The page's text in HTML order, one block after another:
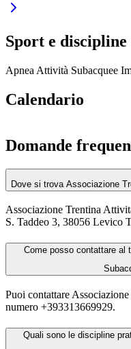
Sport e discipline
Apnea Attività Subacquee
Calendario
Domande
Dove si trova Associazione
Associazione Trentina
S. Taddeo 3, 38056 Levico
Come posso contattare al
Puoi contattare
numero +393313669929.
Quali sono le discipline